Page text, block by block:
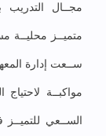
مجــال التدريب
متميــز محليــة
ســعت إدارة
مواكبــة
الســعي للتميــز